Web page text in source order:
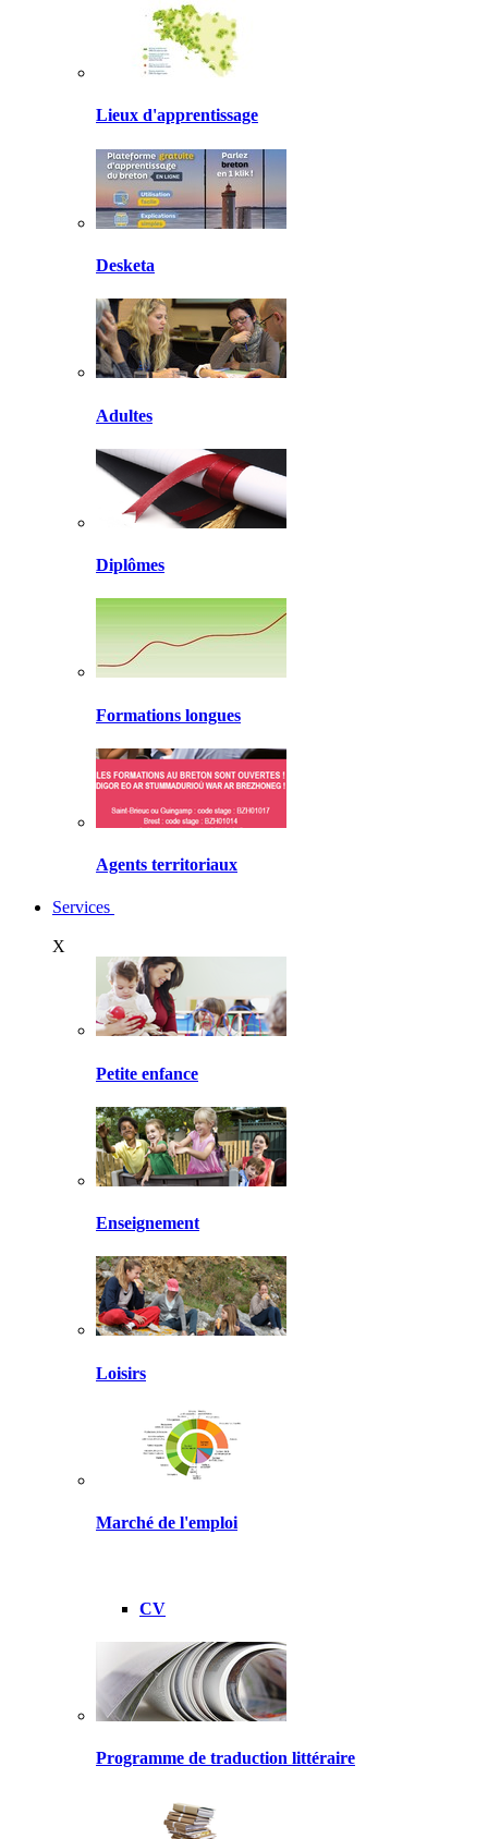
Lieux d'apprentissage
Desketa
Adultes
Diplômes
Formations longues
Agents territoriaux
Services
X
Petite enfance
Enseignement
Loisirs
Marché de l'emploi
CV
Programme de traduction littéraire